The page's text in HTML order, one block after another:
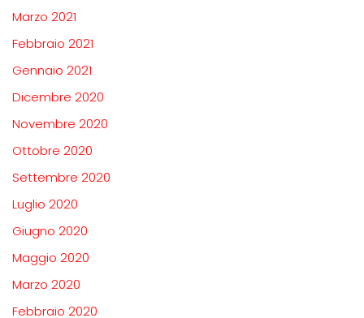
Marzo 2021
Febbraio 2021
Gennaio 2021
Dicembre 2020
Novembre 2020
Ottobre 2020
Settembre 2020
Luglio 2020
Giugno 2020
Maggio 2020
Marzo 2020
Febbraio 2020